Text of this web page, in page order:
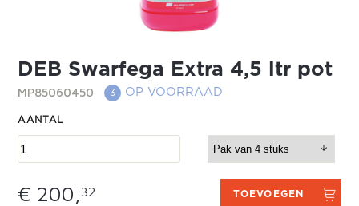
DEB Swarfega Extra 4,5 ltr pot
MP85060450 3 OP VOORRAAD
AANTAL
€ 200,32 TOEVOEGEN